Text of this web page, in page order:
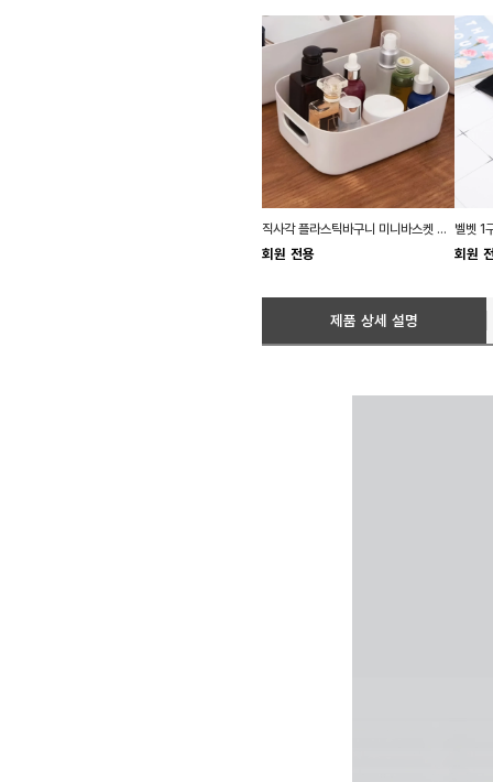
직사각 플라스틱바구니 미니바스켓 손잡이 소품
회원 전용 회원
제품 상세 설명